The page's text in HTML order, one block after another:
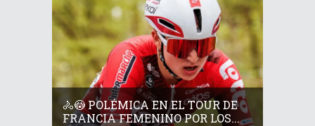
🚴😳 POLÉMICA EN EL TOUR DE
FRANCIA FEMENINO POR LOS...